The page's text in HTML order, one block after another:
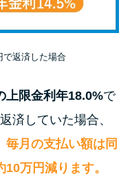
強制退去は避け
審査通る？借金
をおすすめしな
で返済した場合
上限金利年18.0%で
済していた場合、
毎月の支払い額は同
万円減ります。